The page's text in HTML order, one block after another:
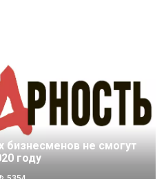
бизнесменов не смогут
году